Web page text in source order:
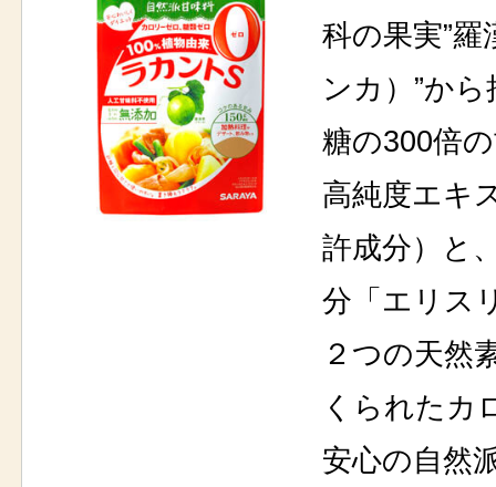
科の果実”羅
ンカ）”か
糖の300倍
高純度エキ
許成分）と
分「エリス
２つの天然
くられたカ
安心の自然